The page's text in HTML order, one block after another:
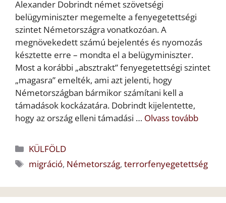
Alexander Dobrindt német szövetségi
belügyminiszter megemelte a fenyegetettségi
szintet Németországra vonatkozóan. A
megnövekedett számú bejelentés és nyomozás
késztette erre – mondta el a belügyminiszter.
Most a korábbi „absztrakt” fenyegetettségi szintet
„magasra” emelték, ami azt jelenti, hogy
Németországban bármikor számítani kell a
támadások kockázatára. Dobrindt kijelentette,
hogy az ország elleni támadási … Olvass tovább
Kategória
KÜLFÖLD
Címkék
migráció, Németország,terrorfenyegetettség